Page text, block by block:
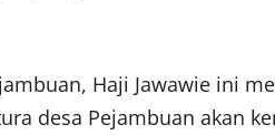
Haji Jawawie ini
desa Pejambuan akan